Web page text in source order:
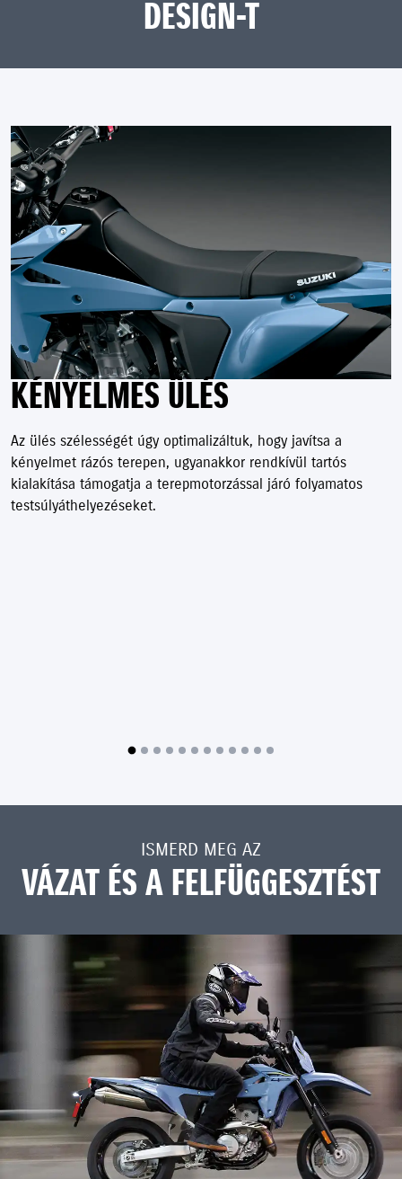
DESIGN-T
KÉNYELMES ÜLÉS
Az ülés szélességét úgy optimalizáltuk, hogy javítsa a
kényelmet rázós terepen, ugyanakkor rendkívül tartós
kialakítása támogatja a terepmotorzással járó folyamatos
testsúlyáthelyezéseket.
ISMERD MEG AZ
VÁZAT ÉS A FELFÜGGESZTÉST